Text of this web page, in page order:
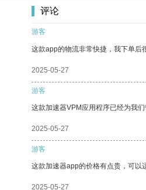
评论
游客
这款app的物流非常快捷，我下单后
2025-05-27
游客
这款加速器VPM应用程序已经为我
2025-05-27
游客
这款加速器app的价格有点贵，可以
2025-05-27